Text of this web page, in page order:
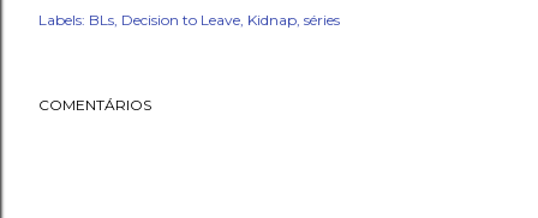
Labels: BLs Decision to Leave Kidnap séries
COMENTÁRIOS